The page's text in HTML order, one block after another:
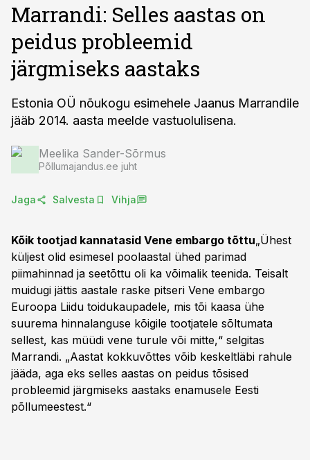
Marrandi: Selles aastas on
peidus probleemid
järgmiseks aastaks
Estonia OÜ nõukogu esimehele Jaanus Marrandile
jääb 2014. aasta meelde vastuolulisena.
Meelika Sander-Sõrmus
Põllumajandus.ee juht
Jaga Salvesta Vihja
Kõik tootjad kannatasid Vene embargo tõttu„Ühest
küljest olid esimesel poolaastal ühed parimad
piimahinnad ja seetõttu oli ka võimalik teenida. Teisalt
muidugi jättis aastale raske pitseri Vene embargo
Euroopa Liidu toidukaupadele, mis tõi kaasa ühe
suurema hinnalanguse kõigile tootjatele sõltumata
sellest, kas müüdi vene turule või mitte,“ selgitas
Marrandi. „Aastat kokkuvõttes võib keskeltläbi rahule
jääda, aga eks selles aastas on peidus tõsised
probleemid järgmiseks aastaks enamusele Eesti
põllumeestest.“